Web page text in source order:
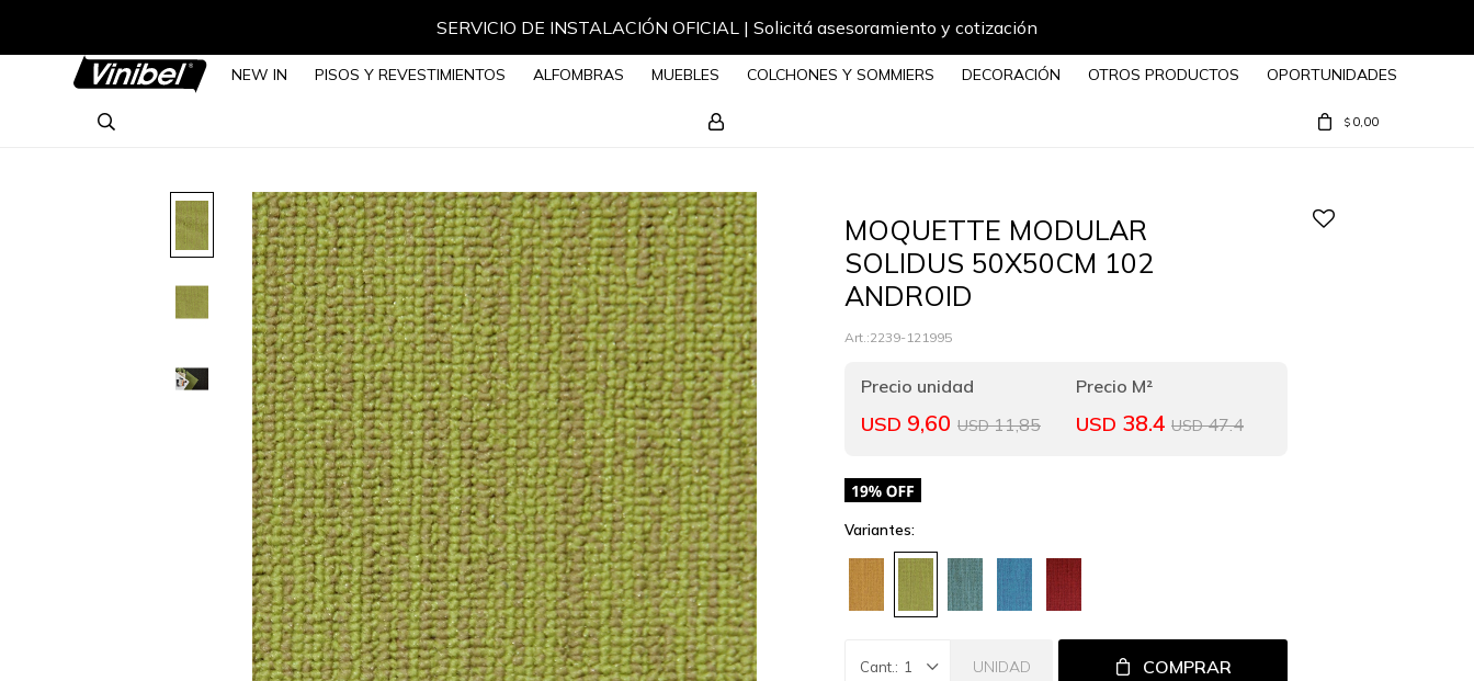
SERVICIO DE INSTALACIÓN OFICIAL | Solicitá asesoramiento y cotización
NEW IN PISOS Y REVESTIMIENTOS ALFOMBRAS MUEBLES COLCHONES Y SOMMIERS DECORACIÓN OTROS PRODUCTOS OPORTUNIDADES
$ 0,00
MOQUETTE MODULAR
SOLIDUS 50X50CM 102
ANDROID
2239-121995
USD 9,60 USD 11,85 USD 38.4 USD 47.4
Variantes:
1 UNIDAD COMPRAR